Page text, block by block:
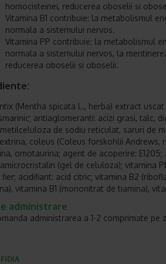
homocisteinei, reducerea oboselii si
Vitamina B1 contribuie: la metabolismul
normala a sistemului nervos.
Vitamina PP contribuie: la metabolismul
normala a sistemului nervos, la
reducerea oboselii si oboselii.
(Mentha spicata L., herba) extract
antiaglomeranti: acizi grasi, talc,
de sodiu reticulat, saruri de
coleus (Coleus forskohlii Andrews,
omotaurina; agent de acoperire: E1205;
(gel de celuloza); vitamina
fier; acidifiant: acid citric; vitamina B2
vitamina B1 (mononitrat de tiamina),
administrare
administrarea a 1-2 comprimate
FIDIA